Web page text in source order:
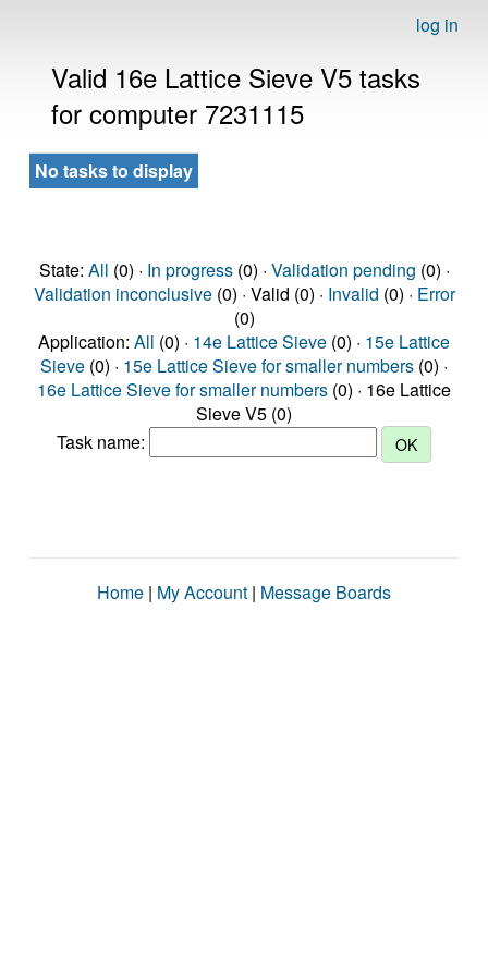
log in
Valid 16e Lattice Sieve V5 tasks
for computer 7231115
No tasks to display
State: All (0) · In progress(0) · Validation pending (0) ·
Validation inconclusive(0) · Valid (0) · Invalid (0) · Error
(0)
Application: All (0) · 14e Lattice Sieve (0) · 15e Lattice
Sieve (0) · 15e Lattice Sieve for smaller numbers (0) ·
16e Lattice Sieve for smaller numbers (0) · 16e Lattice
Sieve V5 (0)
Task name:
Home | My Account | Message Boards